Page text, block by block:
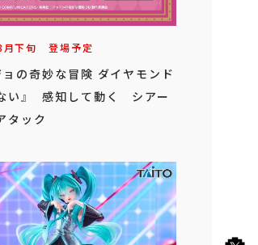
月下旬 登場予定
ョの奇妙な冒険 ダイヤモンド
い』 感知して動く シアー
タック